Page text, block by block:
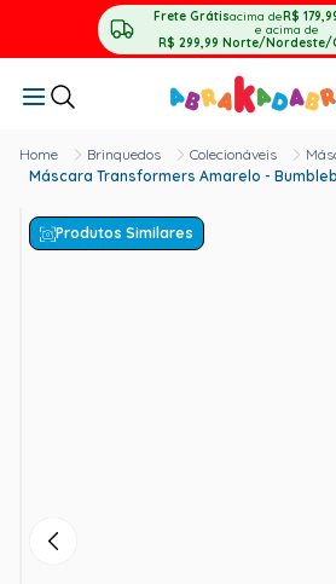
Frete Grátisacima deR$
e acima de
R$ 299,99 Norte/Nordeste/
Brinquedos Colecionáveis
Máscara Transformers Amarelo -
Produtos Similares